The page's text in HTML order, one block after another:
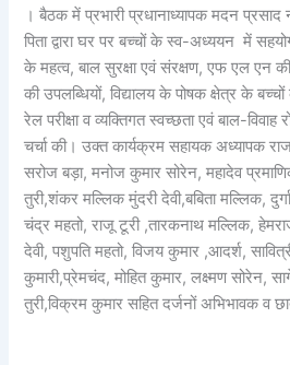
। बैठक में प्रभारी प्रधानाध्यापक मदन
पिता द्वारा घर पर बच्चों के स्व-अध्ययन में
के महत्व, बाल सुरक्षा एवं संरक्षण, एफ एल एन
की उपलब्धियों, विद्यालय के पोषक क्षेत्र के
रेल परीक्षा व व्यक्तिगत स्वच्छता एवं बाल-
चर्चा की। उक्त कार्यक्रम सहायक अध्यापक
सरोज बड़ा, मनोज कुमार सोरेन, महादेव
तुरी,शंकर मल्लिक मुंदरी देवी,बबिता मल्लिक,
चंद्र महतो, राजू टूरी ,तारकनाथ मल्लिक,
देवी, पशुपति महतो, विजय कुमार ,आदर्श,
कुमारी,प्रेमचंद, मोहित कुमार, लक्ष्मण
तुरी,विक्रम कुमार सहित दर्जनों अभिभावक व